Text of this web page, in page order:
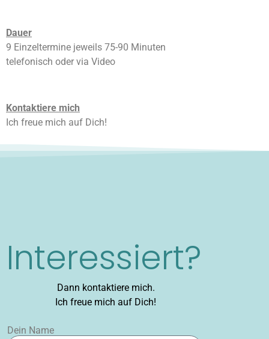
Dauer
9 Einzeltermine jeweils 75-90 Minuten
telefonisch oder via Video
Kontaktiere mich
Ich freue mich auf Dich!
Interessiert?
Dann kontaktiere mich.
Ich freue mich auf Dich!
Dein Name